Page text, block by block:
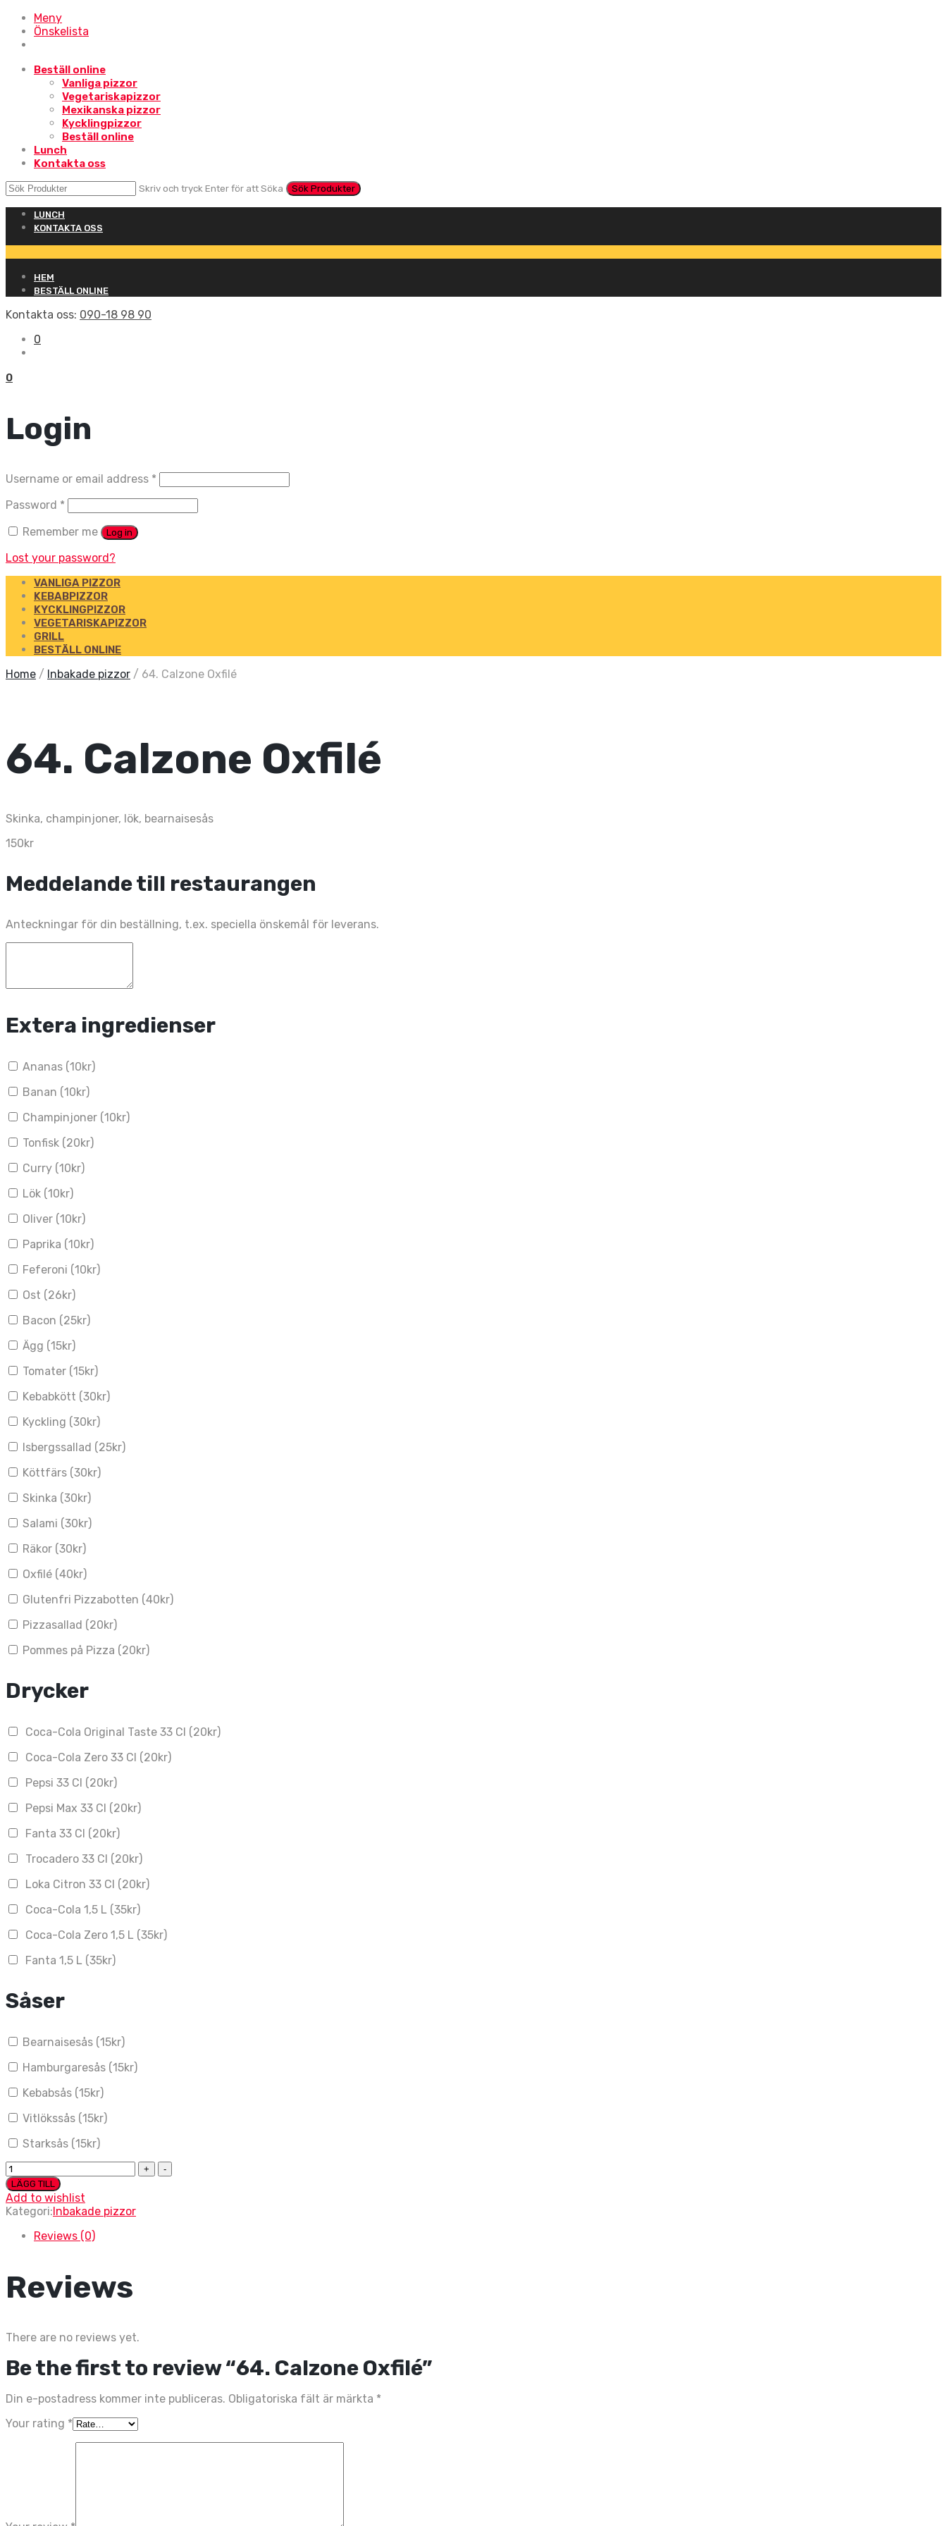
Meny
Önskelista
Beställ online
Vanliga pizzor
Vegetariskapizzor
Mexikanska pizzor
Kycklingpizzor
Beställ online
Lunch
Kontakta oss
Skriv och tryck Enter för att Söka
LUNCH
KONTAKTA OSS
HEM
BESTÄLL ONLINE
Kontakta oss: 090-18 98 90
0
0
Login
Username or email address *
Password *
Remember me
Log in
Lost your password?
VANLIGA PIZZOR
KEBABPIZZOR
KYCKLINGPIZZOR
VEGETARISKAPIZZOR
GRILL
BESTÄLL ONLINE
Home / Inbakade pizzor / 64. Calzone Oxfilé
64. Calzone Oxfilé
Skinka, champinjoner, lök, bearnaisesås
150kr
Meddelande till restaurangen
Anteckningar för din beställning, t.ex. speciella önskemål för leverans.
Extera ingredienser
Ananas (10kr)
Banan (10kr)
Champinjoner (10kr)
Tonfisk ( 20kr)
Curry (10kr)
Lök (10kr)
Oliver (10kr)
Paprika (10kr)
Feferoni (10kr)
Ost ( 26kr)
Bacon ( 25kr)
Ägg (15kr)
Tomater (15kr)
Kebabkött (30kr)
Kyckling (30kr)
Isbergssallad ( 25kr)
Köttfärs (30kr)
Skinka (30kr)
Salami (30kr)
Räkor (30kr)
Oxfilé (40kr)
Glutenfri Pizzabotten (40kr)
Pizzasallad ( 20kr)
Pommes på Pizza ( 20kr)
Drycker
Coca-Cola Original Taste 33 Cl ( 20kr)
Coca-Cola Zero 33 Cl ( 20kr)
Pepsi 33 Cl ( 20kr)
Pepsi Max 33 Cl ( 20kr)
Fanta 33 Cl ( 20kr)
Trocadero 33 Cl ( 20kr)
Loka Citron 33 Cl ( 20kr)
Coca-Cola 1,5 L (35kr)
Coca-Cola Zero 1,5 L (35kr)
Fanta 1,5 L (35kr)
Såser
Bearnaisesås (15kr)
Hamburgaresås (15kr)
Kebabsås (15kr)
Vitlökssås (15kr)
Starksås (15kr)
64.
Calzone
Oxfilé
kvantitet
LÄGG TILL
Add to wishlist
Kategori: Inbakade pizzor
Reviews (0)
Reviews
There are no reviews yet.
Be the first to review “64. Calzone Oxfilé”
Din e-postadress kommer inte publiceras. Obligatoriska fält är märkta *
Your rating *